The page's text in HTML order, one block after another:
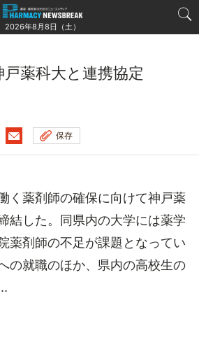
2026年8月8日（土）
薬科大と連携協定
保存
く薬剤師の確保に向けて神戸薬
結した。同県内の大学には薬学
薬剤師の不足が課題となってい
の就職のほか、県内の高校生の